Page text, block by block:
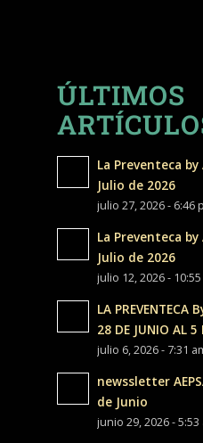
ÚLTIMOS
La Preventeca by
Julio de 2026
julio 27, 2026 - 6:46
La Preventeca by
Julio de 2026
julio 12, 2026 -
LA PREVENTECA
28 DE JUNIO AL 5
julio 6, 2026 - 7:31
newssletter
de Junio
junio 29, 2026 - 5:53